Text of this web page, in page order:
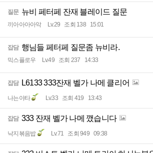
질문 뉴비 페터페 잔재 블레이드 질문
끼아아아아악 Lv.29 조회 138 15:01
잡담 행님들 페터페 질문좀 뉴비라.
믹스플로우 Lv.49 조회 237 14:33
잡담 L6133 333잔재 벨가 나메 클리어
나는야타 Lv.33 조회 419 13:43
잡담 333 잔재 벨가 나메 깼습니다
낙지볶음밥 Lv.71 조회 949 09:38